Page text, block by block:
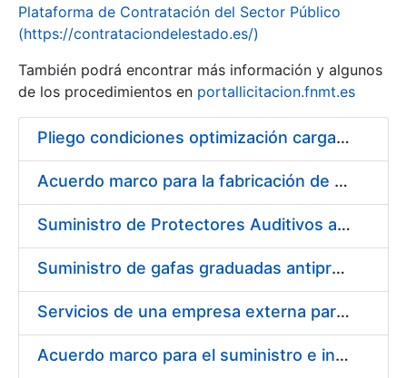
Show/Hide
Plataforma de Contratación del Sector Público
(https://contrataciondelestado.es/)
También podrá encontrar más información y algunos
de los procedimientos en portallicitacion.fnmt.es
Pliego condiciones optimización cargas compras firmado
Acuerdo marco para la fabricación de piezas
Suministro de Protectores Auditivos a medida para las personas trabajadoras de los Centros de Trabajo de Madrid y Burgos
Suministro de gafas graduadas antiproyecciones para los trabajadores de la FNMT-RCM en los centros de trabajo de Madrid y Burgos
Servicios de una empresa externa para el asesoramiento y resolución de los recursos de alzada que se presentan relacionados con procesos de selección para la FNMT-RCM
Acuerdo marco para el suministro e instalación de persianas, estores y otros complementos